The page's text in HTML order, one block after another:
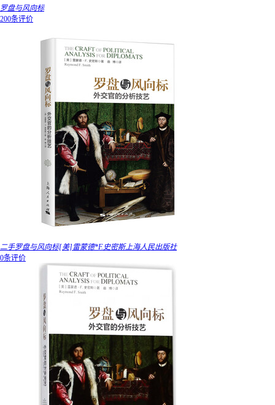
罗盘与风向标
200条评价
二手罗盘与风向标[美]雷蒙德*F.史密斯上海人民出版社
0条评价